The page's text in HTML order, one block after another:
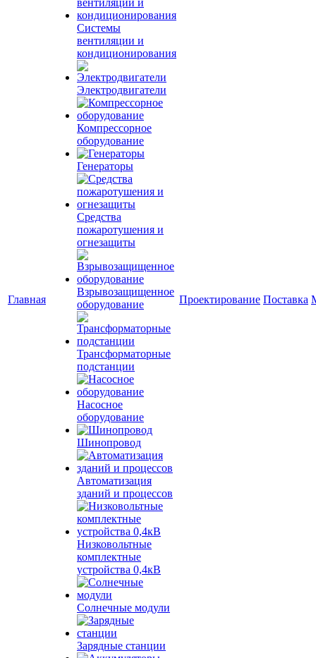
Главная
Системы
вентиляции и
кондиционирования
Электродвигатели
Компрессорное
оборудование
Генераторы
Средства
пожаротушения и
огнезащиты
Взрывозащищенное
оборудование
Трансформаторные
подстанции
Насосное
оборудование
Шинопровод
Автоматизация
зданий и процессов
Низковольтные
комплектные
устройства 0,4кВ
Солнечные модули
Зарядные станции
Проектирование Поставка